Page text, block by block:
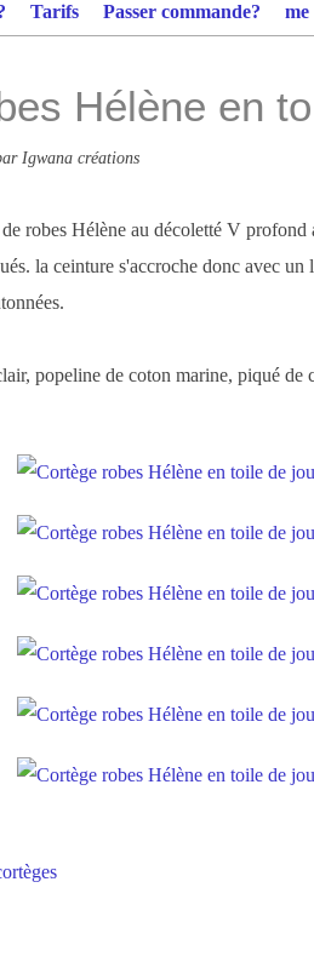
Tarifs Passer commande?
Hélène en
Igwana créations
robes Hélène au décoletté V profond
la ceinture s'accroche donc avec un
popeline de coton marine, piqué de